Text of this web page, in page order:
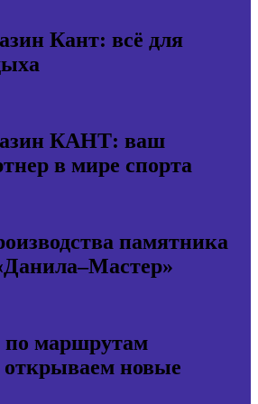
Кант: всё для
КАНТ: ваш
в мире спорта
памятника
по маршрутам
новые